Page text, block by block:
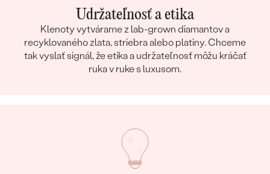
Udržateľnosť a etika
Klenoty vytvárame z lab-grown diamantov a
recyklovaného zlata, striebra alebo platiny. Chceme
tak vyslať signál, že etika a udržateľnosť môžu kráčať
ruka v ruke s luxusom.